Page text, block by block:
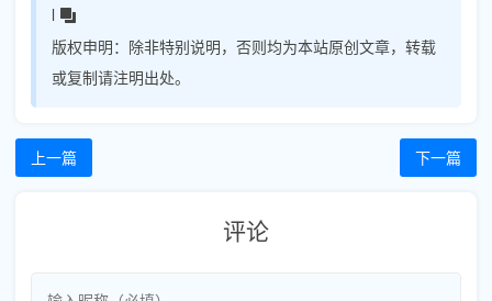
l
版权申明： 除非特别说明，否则均为本站原创文章，转载
或复制请注明出处。
上一篇 下一篇
评论